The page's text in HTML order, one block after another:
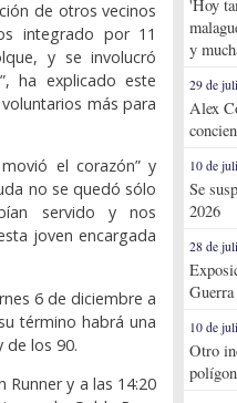
de otros vecinos
integrado por 11
y se involucró
ha explicado este
más para
el corazón” y
no se quedó sólo
servido y nos
joven encargada
6 de diciembre a
término habrá una
de los 90.
Runner y a las 14:20
'Hoy
y
29 de
Alex
10 de
Se
2026
28 de
10 de
Otro